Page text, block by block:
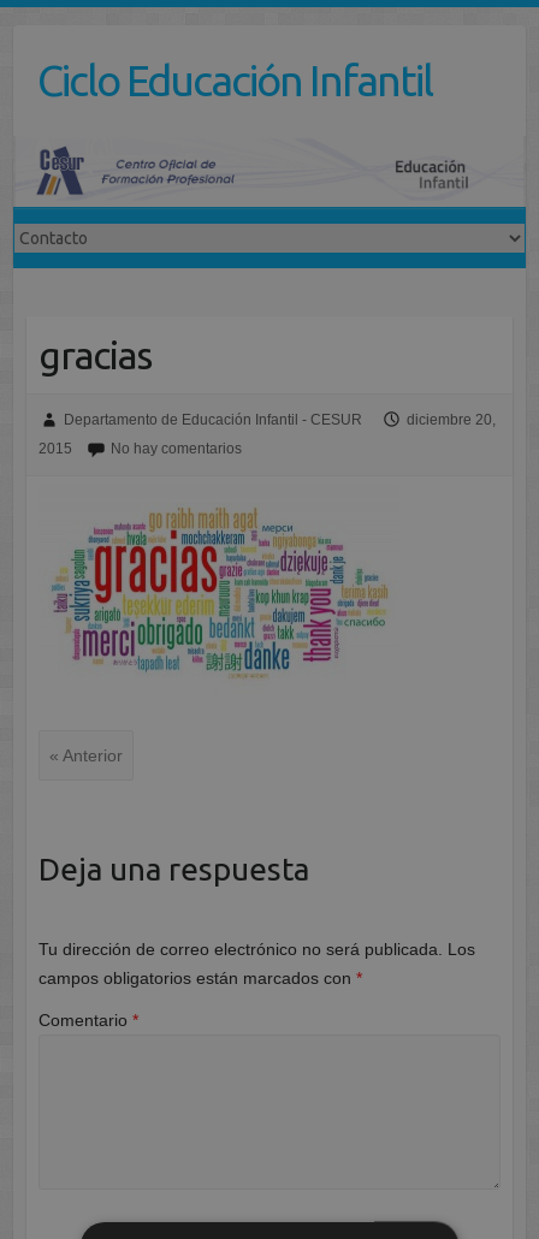
contenidoCiclo Educación Infantil
gracias
Departamento de Educación Infantil - CESUR
diciembre 20,
2015
No hay comentarios
« Anterior
Deja una respuesta
Tu dirección de correo electrónico no será publicada.
Los
campos obligatorios están marcados con *
Comentario *